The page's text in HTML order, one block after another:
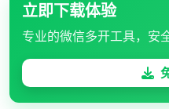
立即下载体验
专业的微信多开工具，安